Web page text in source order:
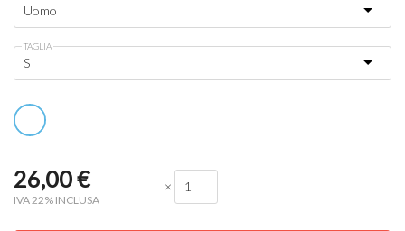
TAGLIA
26,00€
IVA 22% INCLUSA
×